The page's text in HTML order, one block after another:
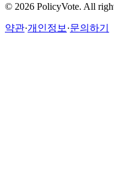
© 2026 PolicyVote. All
약관·개인정보 ·문의하기